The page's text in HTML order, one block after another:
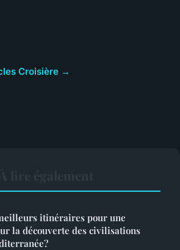
Croisière →
itinéraires pour une
la découverte des civilisations